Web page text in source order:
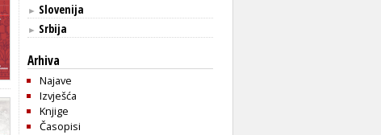
► Slovenija
► Srbija
Arhiva
Najave
Izvješća
Knjige
Časopisi